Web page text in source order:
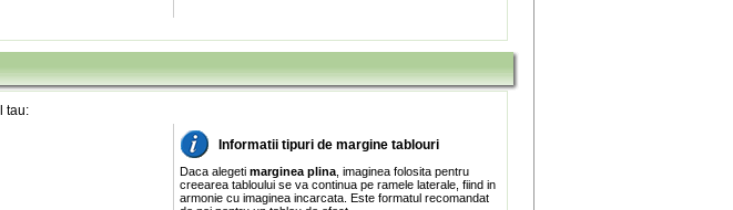
tau:
Informatii tipuri de margine tablouri
Daca alegeti marginea plina , imaginea folosita pentru
creearea tabloului se va continua pe ramele laterale, fiind in
armonie cu imaginea incarcata. Este formatul recomandat